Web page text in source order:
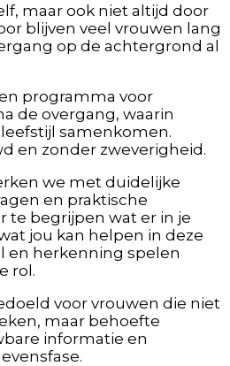
maar ook niet altijd door
blijven veel vrouwen lang
op de achtergrond al
programma voor
de overgang, waarin
samenkomen.
en zonder zweverigheid.
we met duidelijke
en praktische
te begrijpen wat er in je
jou kan helpen in deze
en herkenning spelen
rol.
voor vrouwen die niet
maar behoefte
informatie en